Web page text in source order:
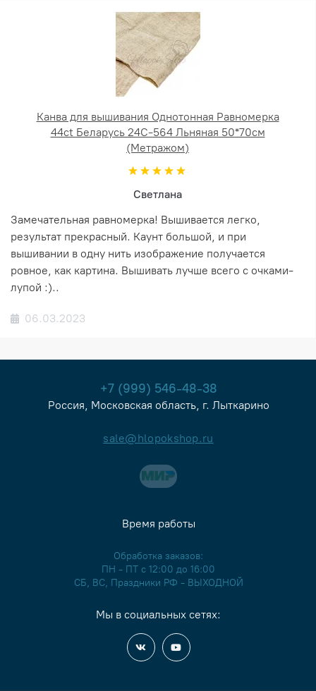
Канва для вышивания Однотонная Равномерка
44ct Беларусь 24С-564 Льняная 50*70см
(Метражом)
Светлана
Замечательная равномерка! Вышивается легко,
результат прекрасный. Каунт большой, и при
вышивании в одну нить изображение получается
ровное, как картина. Вышивать лучше всего с очками-
лупой :)..
06.03.2023
+7 (999) 546-48-38
Россия, Московская область, г. Лыткарино
sale@hlopokshop.ru
Время работы
Обработка заказов:
ПН - ПТ с 12:00 до 16:00
СБ, ВС, Праздники РФ - ВЫХОДНОЙ
Мы в социальных сетях: